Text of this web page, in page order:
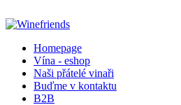
Homepage
Vína - eshop
Naši přátelé vinaři
Buďme v kontaktu
B2B